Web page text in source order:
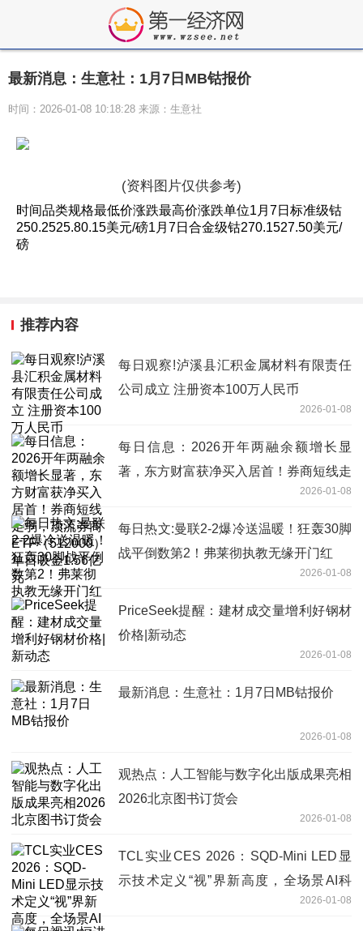
最新消息：生意社：1月7日MB钴报价
时间：2026-01-08 10:18:28 来源：生意社
(资料图片仅供参考)
时间品类规格最低价涨跌最高价涨跌单位1月7日标准级钴
250.2525.80.15美元/磅1月7日合金级钴270.1527.50美元/
磅
推荐内容
每日观察!泸溪县汇积金属材料有限责任
公司成立 注册资本100万人民币
2026-01-08
每日信息：2026开年两融余额增长显
著，东方财富获净买入居首！券商短线走
弱，顶流券商ETF（512000）单日吸金
1.56亿元
2026-01-08
每日热文:曼联2-2爆冷送温暖！狂轰30脚
战平倒数第2！弗莱彻执教无缘开门红
2026-01-08
PriceSeek提醒：建材成交量增利好钢材
价格|新动态
2026-01-08
最新消息：生意社：1月7日MB钴报价
2026-01-08
观热点：人工智能与数字化出版成果亮相
2026北京图书订货会
2026-01-08
TCL实业CES 2026：SQD-Mini LED显
示技术定义“视”界新高度，全场景AI科
2026-01-08